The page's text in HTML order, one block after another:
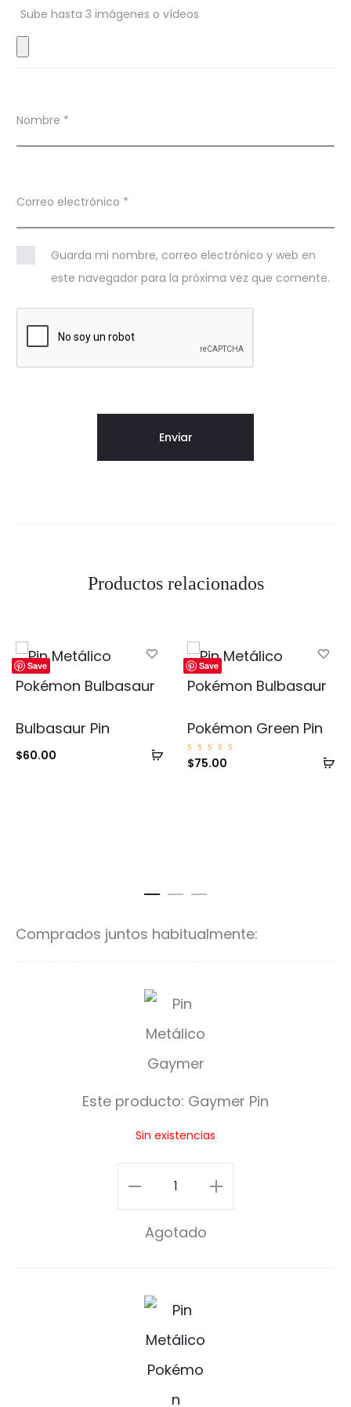
e
s
Sube hasta 3 imágenes o vídeos
Nombre *
Correo electrónico *
Guarda mi nombre, correo electrónico y web en
este navegador para la próxima vez que comente.
Productos relacionados
Save
Añadir
Bulbasaur Pin
$60.00
Save
Pokémon Green Pin
Valorad
o con
$75.00
Comprados juntos habitualmente:
G
a
y
r
i
n
Este producto: Gaymer Pin
Sin existencias
Gaymer
Pin
cantidad
Agotado
P
o
k
é